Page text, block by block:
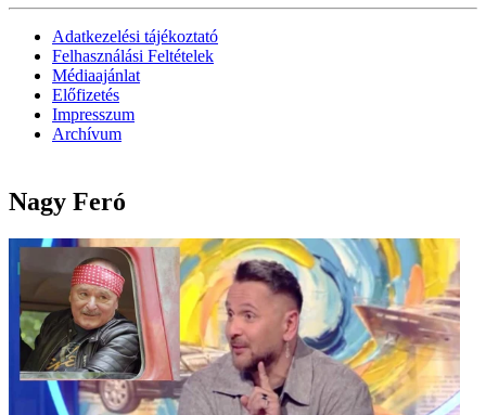
Adatkezelési tájékoztató
Felhasználási Feltételek
Médiaajánlat
Előfizetés
Impresszum
Archívum
Nagy Feró